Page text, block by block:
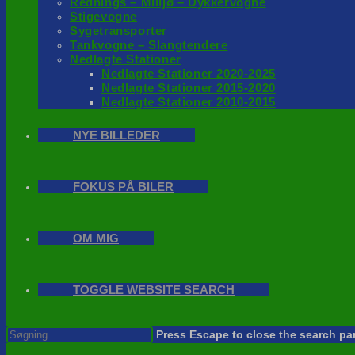
Stigevogne
Sygetransporter
Tankvogne – Slangtendere
Nedlagte Stationer
Nedlagte Stationer 2020-2025
Nedlagte Stationer 2015-2020
Nedlagte Stationer 2010-2015
NYE BILLEDER
FOKUS PÅ BILER
OM MIG
TOGGLE WEBSITE SEARCH
Press Escape to close the search